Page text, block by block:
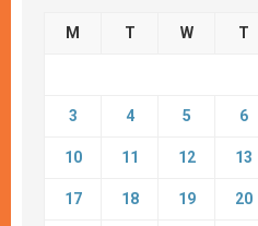
M T W T
3 4 5 6
10 11 12 13
17 18 19 20